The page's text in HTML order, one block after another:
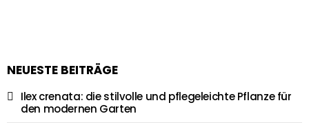
NEUESTE BEITRÄGE
Ilex crenata: die stilvolle und pflegeleichte Pflanze für
den modernen Garten